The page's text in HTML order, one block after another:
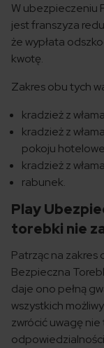
W ubezpieczeniu
jest franszyza
że wypłata
kwotę.
Zakres obu tych
kradzież z
kradzież z
pokoju
kradzież z
rabunek.
Play
torebki nie
Patrząc na
Bezpieczna
daje ono pełną
wszystkich
zwrócić uwagę nie